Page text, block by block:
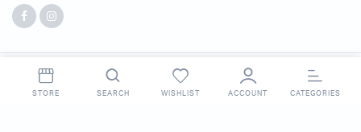
Copyright 2025 © Digit. All right reserved. Made by Webpigment
STORE SEARCH WISHLIST ACCOUNT CATEGORIES